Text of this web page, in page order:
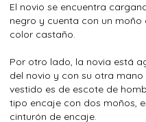
El novio se encuentra
negro y cuenta con un
color castaño.
Por otro lado, la novia está
del novio y con su otra
vestido es de escote de
tipo encaje con dos moños,
cinturón de encaje.